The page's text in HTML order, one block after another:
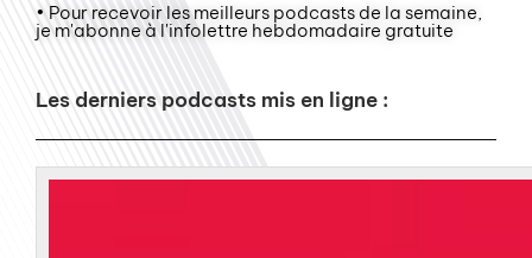
• Pour recevoir les meilleurs podcasts de la semaine,
je m'abonne à l'infolettre hebdomadaire gratuite
Les derniers podcasts mis en ligne :